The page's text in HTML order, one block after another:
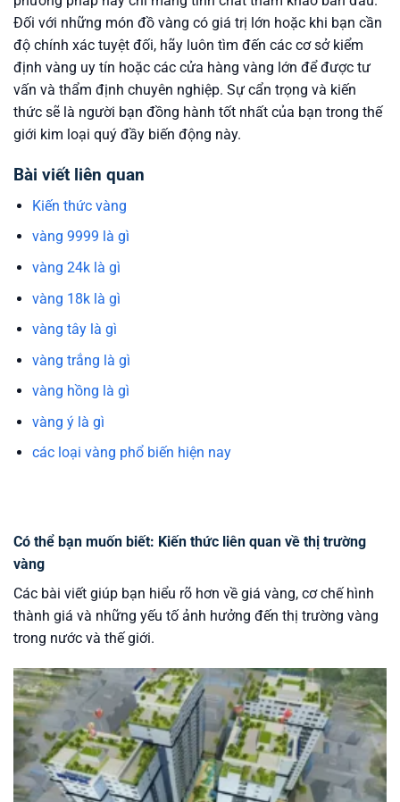
Đối với những món đồ vàng có giá trị lớn hoặc khi bạn cần
độ chính xác tuyệt đối, hãy luôn tìm đến các cơ sở kiểm
định vàng uy tín hoặc các cửa hàng vàng lớn để được tư
vấn và thẩm định chuyên nghiệp. Sự cẩn trọng và kiến
thức sẽ là người bạn đồng hành tốt nhất của bạn trong thế
giới kim loại quý đầy biến động này.
Bài viết liên quan
Kiến thức vàng
vàng 9999 là gì
vàng 24k là gì
vàng 18k là gì
vàng tây là gì
vàng trắng là gì
vàng hồng là gì
vàng ý là gì
các loại vàng phổ biến hiện nay
Có thể bạn muốn biết: Kiến thức liên quan về thị trường
vàng
Các bài viết giúp bạn hiểu rõ hơn về giá vàng, cơ chế hình
thành giá và những yếu tố ảnh hưởng đến thị trường vàng
trong nước và thế giới.